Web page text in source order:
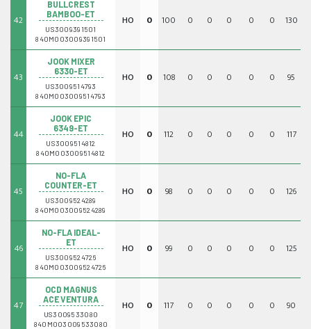
42
BULLCREST
BAMBOO-ET
US3009391501
840M003009391501
HO 0 100 0 0 0 0 0 130
43
JOOK MIXER
6330-ET
US3009514793
840M003009514793
HO 0 108 0 0 0 0 0 95
44
JOOK EPIC
6349-ET
US3009514812
840M003009514812
HO 0 112 0 0 0 0 0 117
45
NO-FLA
COUNTER-ET
US3009524289
840M003009524289
HO 0 98 0 0 0 0 0 126
46
NO-FLA IDEAL-
ET
US3009524726
840M003009524726
HO 0 99 0 0 0 0 0 125
47
OCD MAGNUS
ACE VENTURA
US3009533080
840M003009533080
HO 0 117 0 0 0 0 0 90